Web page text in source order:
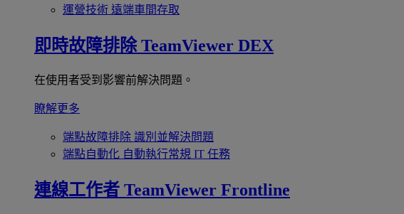
運營技術 遠端車間存取
即時故障排除 TeamViewer DEX
在使用者受到影響前解決問題。
瞭解更多
端點故障排除 識別並解決問題
端點自動化 自動執行常規 IT 任務
連線工作者 TeamViewer Frontline